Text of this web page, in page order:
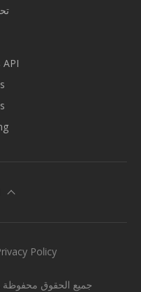
API
© 2014–2026 Convertio ltd. جميع الحقوق محفوظة
Policy